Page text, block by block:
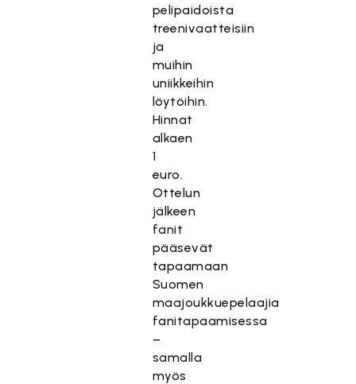
pelipaidoista
treenivaatteisiin
ja
muihin
uniikkeihin
löytöihin.
Hinnat
alkaen
1
euro.
Ottelun
jälkeen
fanit
pääsevät
tapaamaan
Suomen
maajoukkuepelaajia
fanitapaamisessa
–
samalla
myös